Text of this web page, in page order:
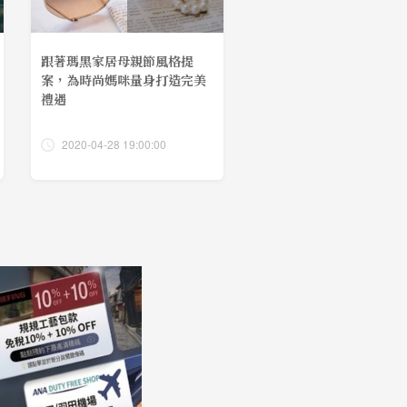
跟著瑪黑家居母親節風格提
案，為時尚媽咪量身打造完美
禮遇
2020-04-28 19:00:00